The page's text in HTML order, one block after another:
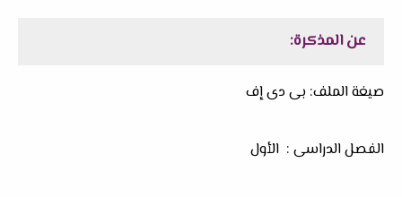
عن المذكرة:
صيغة الملف: بى دى إف
الفصل الدراسى : الأول